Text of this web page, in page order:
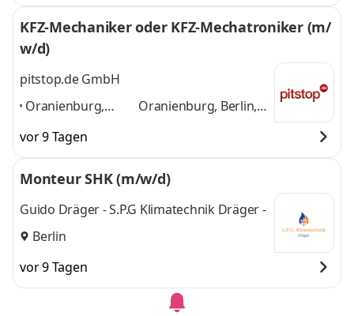
KFZ-Mechaniker oder KFZ-Mechatroniker (m/
w/d)
pitstop.de GmbH
Oranienburg,
Jena, Rudolstadt,
Brandenburg,
Bitterfeld,
Oranienburg, Berlin,
Brandenburg,
Bitterfeld
weitere
vor 9 Tagen
Monteur SHK (m/w/d)
Guido Dräger - S.P.G Klimatechnik Dräger -
Berlin
vor 9 Tagen